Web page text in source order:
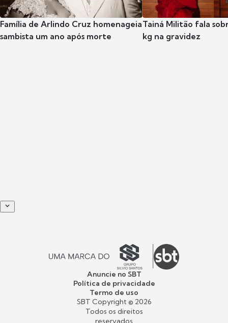
Família de Arlindo Cruz homenageia
sambista um ano após morte
Tainá Militão fala
kg na gravidez
Anuncie no SBT
Política de privacidade
Termo de uso
SBT Copyright © 2026
Todos os direitos
reservados